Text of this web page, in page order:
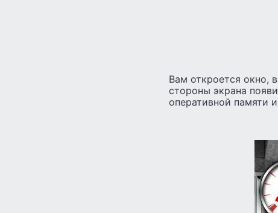
Вам откроется окно,
стороны экрана
оперативной памяти